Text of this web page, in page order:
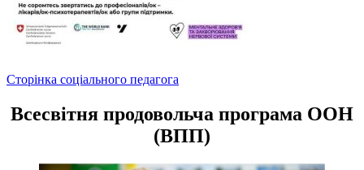
Навігація
записів
Сторінка соціального педагога
Всесвітня продовольча програма ООН
(ВПП)